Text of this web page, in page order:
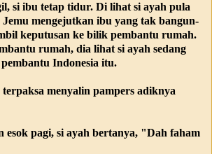
si ibu tetap tidur. Di lihat si ayah pula
Jemu mengejutkan ibu yang tak bangun-
keputusan ke bilik pembantu rumah.
rumah, dia lihat si ayah sedang
Indonesia itu.
menyalin pampers adiknya
esok pagi, si ayah bertanya, "Dah faham